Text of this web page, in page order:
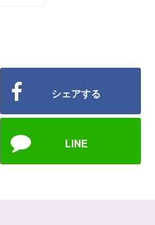
シェアする
LINE